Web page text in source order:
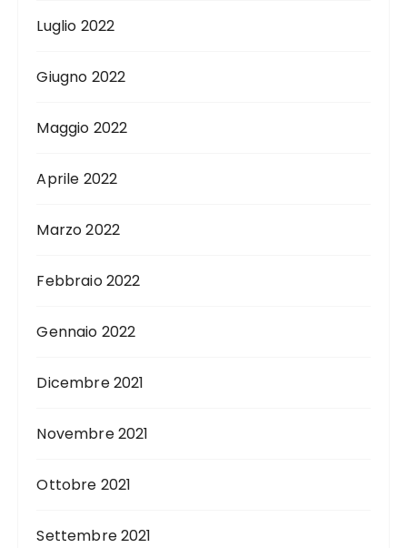
Luglio 2022
Giugno 2022
Maggio 2022
Aprile 2022
Marzo 2022
Febbraio 2022
Gennaio 2022
Dicembre 2021
Novembre 2021
Ottobre 2021
Settembre 2021